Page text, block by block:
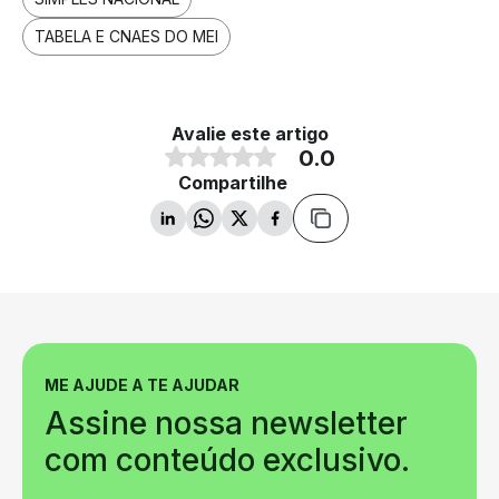
TABELA E CNAES DO MEI
Avalie este artigo
0.0
Compartilhe
ME AJUDE A TE AJUDAR
Assine nossa newsletter
com conteúdo exclusivo.